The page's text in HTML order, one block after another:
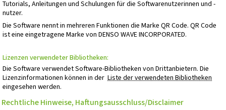
Tutorials, Anleitungen und Schulungen für die Softwarenutzerinnen und -
nutzer.
Die Software nennt in mehreren Funktionen die Marke QR Code. QR Code
ist eine eingetragene Marke von DENSO WAVE INCORPORATED.
Lizenzen verwendeter Bibliotheken:
Die Software verwendet Software-Bibliotheken von Drittanbietern. Die
Lizenzinformationen können in der Liste der verwendeten Bibliotheken
eingesehen werden.
Rechtliche Hinweise, Haftungsausschluss/Disclaimer